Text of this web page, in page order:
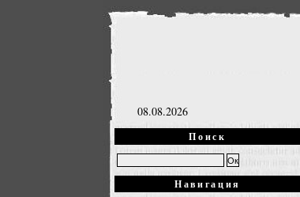
08.08.2026
Поиск
Навигация